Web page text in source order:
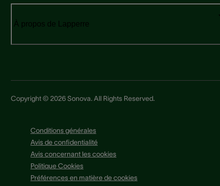
À propos de Lapperre
Copyright © 2026 Sonova. All Rights Reserved.
Conditions générales
Avis de confidentialité
Avis concernant les cookies
Politique Cookies
Préférences en matière de cookies